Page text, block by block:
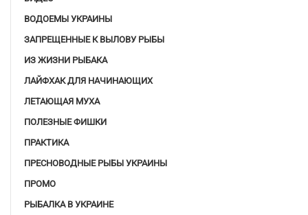
ВОДОЕМЫ УКРАИНЫ
ЗАПРЕЩЕННЫЕ К ВЫЛОВУ РЫБЫ
ИЗ ЖИЗНИ РЫБАКА
ЛАЙФХАК ДЛЯ НАЧИНАЮЩИХ
ЛЕТАЮЩАЯ МУХА
ПОЛЕЗНЫЕ ФИШКИ
ПРАКТИКА
ПРЕСНОВОДНЫЕ РЫБЫ УКРАИНЫ
ПРОМО
РЫБАЛКА В УКРАИНЕ